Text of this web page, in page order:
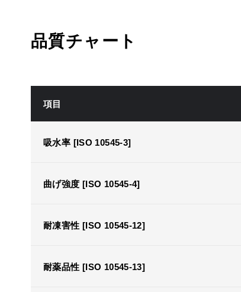
品質チャート
項目
吸水率 [ISO 10545-3]
曲げ強度 [ISO 10545-4]
耐凍害性 [ISO 10545-12]
耐薬品性 [ISO 10545-13]